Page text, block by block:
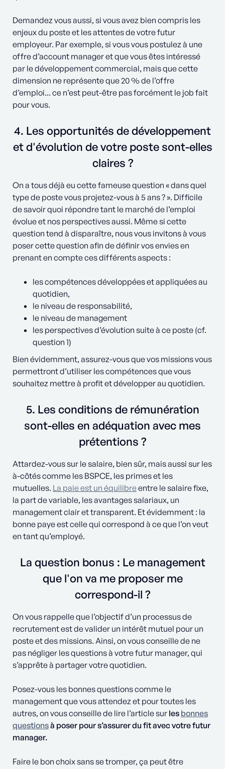
Demandez vous aussi, si vous avez bien compris les
enjeux du poste et les attentes de votre futur
employeur. Par exemple, si vous vous postulez à une
offre d’account manager et que vous êtes intéressé
par le développement commercial, mais que cette
dimension ne représente que 20 % de l’offre
d’emploi... ce n’est peut-être pas forcément le job fait
pour vous.
4. Les opportunités de développement
et d'évolution de votre poste sont-elles
claires ?
On a tous déjà eu cette fameuse question « dans quel
type de poste vous projetez-vous à 5 ans ? ». Difficile
de savoir quoi répondre tant le marché de l’emploi
évolue et nos perspectives aussi. Même si cette
question tend à disparaître, nous vous invitons à vous
poser cette question afin de définir vos envies en
prenant en compte ces différents aspects :
les compétences développées et appliquées au
quotidien,
le niveau de responsabilité,
le niveau de management
les perspectives d’évolution suite à ce poste (cf.
question 1)
Bien évidemment, assurez-vous que vos missions vous
permettront d’utiliser les compétences que vous
souhaitez mettre à profit et développer au quotidien.
5. Les conditions de rémunération
sont-elles en adéquation avec mes
prétentions ?
Attardez-vous sur le salaire, bien sûr, mais aussi sur les
à-côtés comme les BSPCE, les primes et les
mutuelles. La paie est un équilibreentre le salaire fixe,
la part de variable, les avantages salariaux, un
management clair et transparent. Et évidemment : la
bonne paye est celle qui correspond à ce que l’on veut
en tant qu’employé.
La question bonus : Le management
que l'on va me proposer me
correspond-il ?
On vous rappelle que l’objectif d’un processus de
recrutement est de valider un intérêt mutuel pour un
poste et des missions. Ainsi, on vous conseille de ne
pas négliger les questions à votre futur manager, qui
s’apprête à partager votre quotidien.
Posez-vous les bonnes questions comme le
management que vous attendez et pour toutes les
autres, on vous conseille de lire l’article sur les bonnes
questionsà poser pour s’assurer du fit avec votre futur
manager.
Faire le bon choix sans se tromper, ça peut être